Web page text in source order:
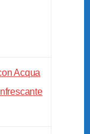
Acqua